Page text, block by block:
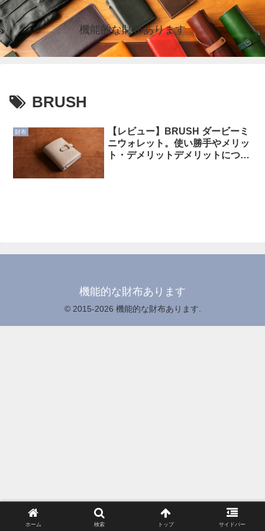
機能的な財布あります
BRUSH
財布
【レビュー】BRUSH ダービーミ
ニウォレット。使い勝手やメリッ
ト・デメリットデメリットについ
機能的な財布あります
© 2015-2026 機能的な財布あります.
ホーム 検索 トップ サイドバー